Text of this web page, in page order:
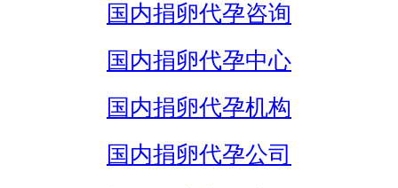
国内捐卵代孕咨询
国内捐卵代孕中心
国内捐卵代孕机构
国内捐卵代孕公司